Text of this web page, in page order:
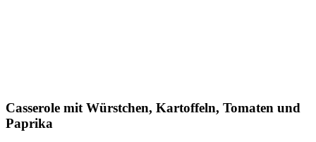
Casserole mit Würstchen, Kartoffeln, Tomaten und
Paprika